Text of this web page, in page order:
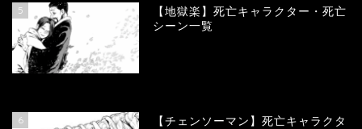
5
【地獄楽】死亡キャラクター・死亡
シーン一覧
6
【チェンソーマン】死亡キャラクタ